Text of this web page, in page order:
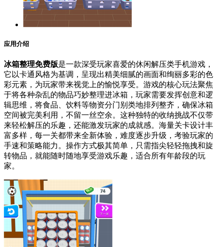
应用介绍
冰箱整理免费版是一款深受玩家喜爱的休闲解压类手机游戏，
它以卡通风格为基调，呈现出精美细腻的画面和绚丽多彩的色
彩元素，为玩家带来视觉上的愉悦享受。游戏的核心玩法聚焦
于将各种杂乱的物品巧妙整理进冰箱，玩家需要发挥创意和逻
辑思维，将食品、饮料等物资分门别类地排列整齐，确保冰箱
空间被完美利用，不留一丝空余。这种独特的收纳挑战不仅带
来轻松解压的乐趣，还能激发玩家的成就感。海量关卡设计丰
富多样，每一关都带来全新体验，难度逐步升级，考验玩家的
手速和策略能力。操作方式极其简单，只需指尖轻轻拖拽和旋
转物品，就能随时随地享受游戏乐趣，适合所有年龄段的玩
家。